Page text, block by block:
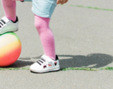
van sport
II
Diversiteit en inclusie
Gezonde sportomgeving
Duurzaamheid
Bekwaam sportkader
Vitale clubs en bestuurlijk kader